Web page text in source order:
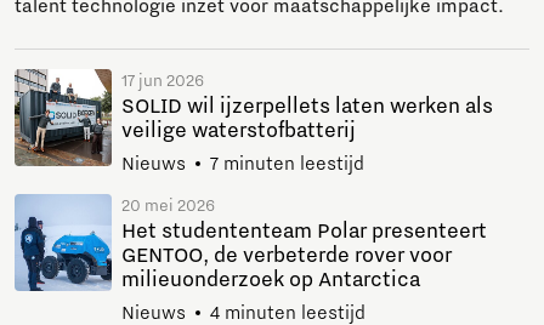
talent technologie inzet voor maatschappelijke impact.
17 jun 2026
SOLID wil ijzerpellets laten werken als
veilige waterstofbatterij
Nieuws 7 minuten leestijd
20 mei 2026
Het studententeam Polar presenteert
GENTOO, de verbeterde rover voor
milieuonderzoek op Antarctica
Nieuws 4 minuten leestijd